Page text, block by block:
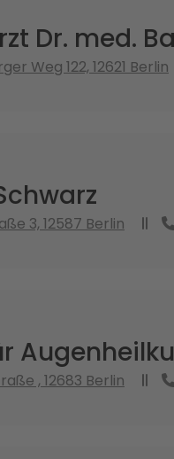
Dr. med.
Weg 122, 12621 Berlin
3, 12587 Berlin
, 12683 Berlin